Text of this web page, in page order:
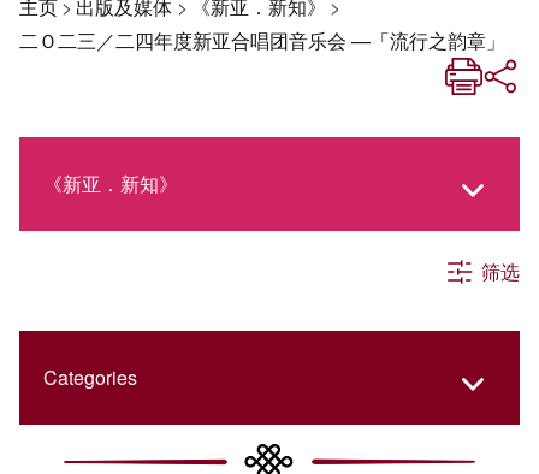
主页> 出版及媒体 > 《新亚．新知》 >
二Ｏ二三／二四年度新亚合唱团音乐会 —「流行之韵章」
《新亚．新知》
社交媒体专栏
《新亚简讯》
筛选
Categories